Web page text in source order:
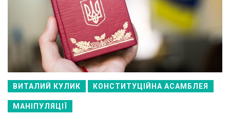
ВИТАЛИЙ КУЛИК КОНСТИТУЦІЙНА АСАМБЛЕЯ
МАНІПУЛЯЦІЇ